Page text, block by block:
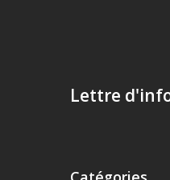
Lettre